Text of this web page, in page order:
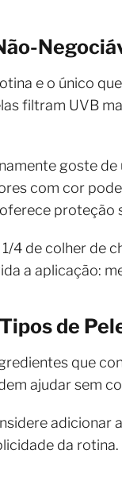
e o único
filtram UVB
goste
com cor
4 de colher de
a aplicação:
de
que
ajudar sem
da rotina.